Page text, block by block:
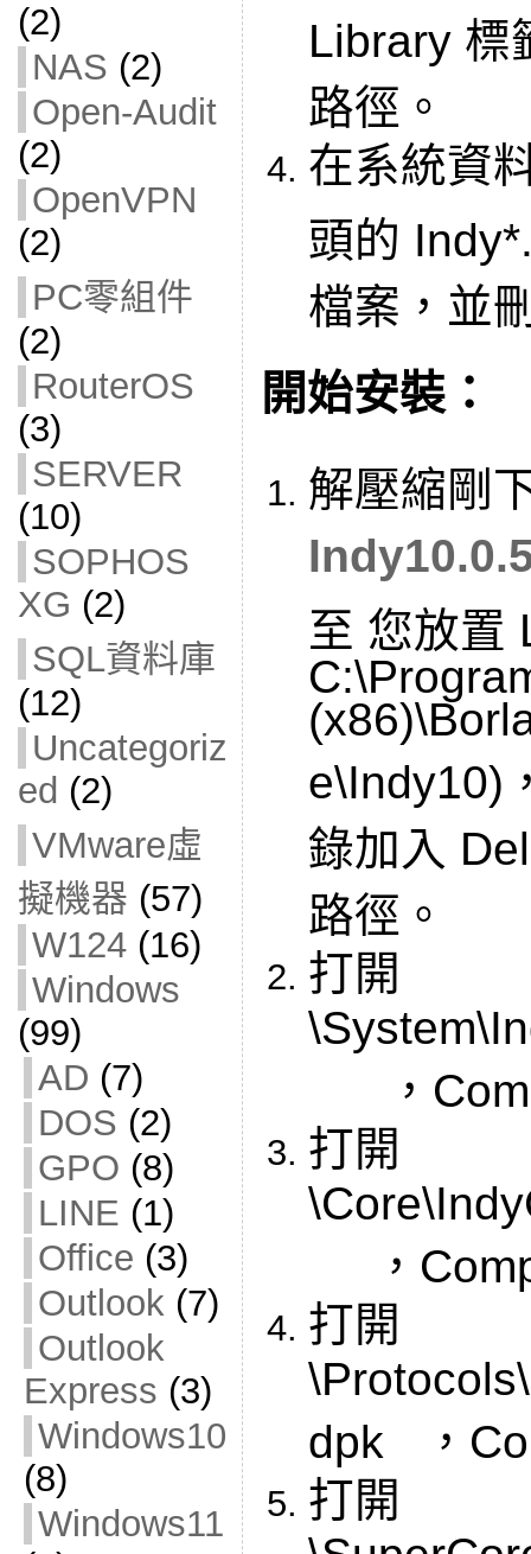
(2)
NAS (2)
Open-Audit
(2)
OpenVPN
(2)
PC零組件
(2)
RouterOS
(3)
SERVER
(10)
SOPHOS
XG (2)
SQL資料庫
(12)
Uncategoriz
ed (2)
VMware虛
擬機器 (57)
W124(16)
Windows
(99)
AD (7)
DOS (2)
GPO (8)
LINE (1)
Office (3)
Outlook(7)
Outlook
Express (3)
Windows10
(8)
Windows11
Library 標
路徑。
在系統資
頭的
檔案，並
開始安裝：
解壓縮剛
至 您放置
e\Indy10)
錄加入
路徑。
打開
，
打開
，
打開
dpk ，
打開